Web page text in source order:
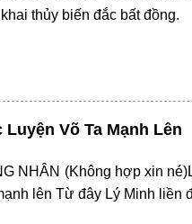
thủy biến đắc bất đồng.
Võ Ta Mạnh Lên
NHÂN (Không hợp xin
lên Từ đây Lý Minh